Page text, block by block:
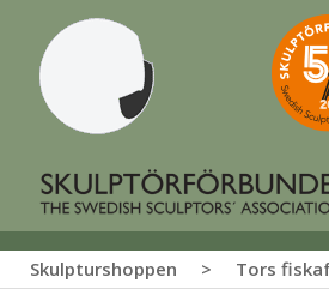
Skulpturshoppen > Tors